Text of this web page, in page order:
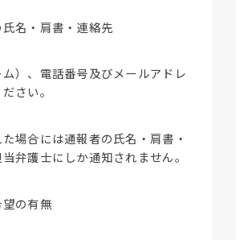
氏名・肩書・連絡先
）、電話番号及びメールアドレ
さい。
場合には通報者の氏名・肩書・
弁護士にしか通知されません。
望の有無